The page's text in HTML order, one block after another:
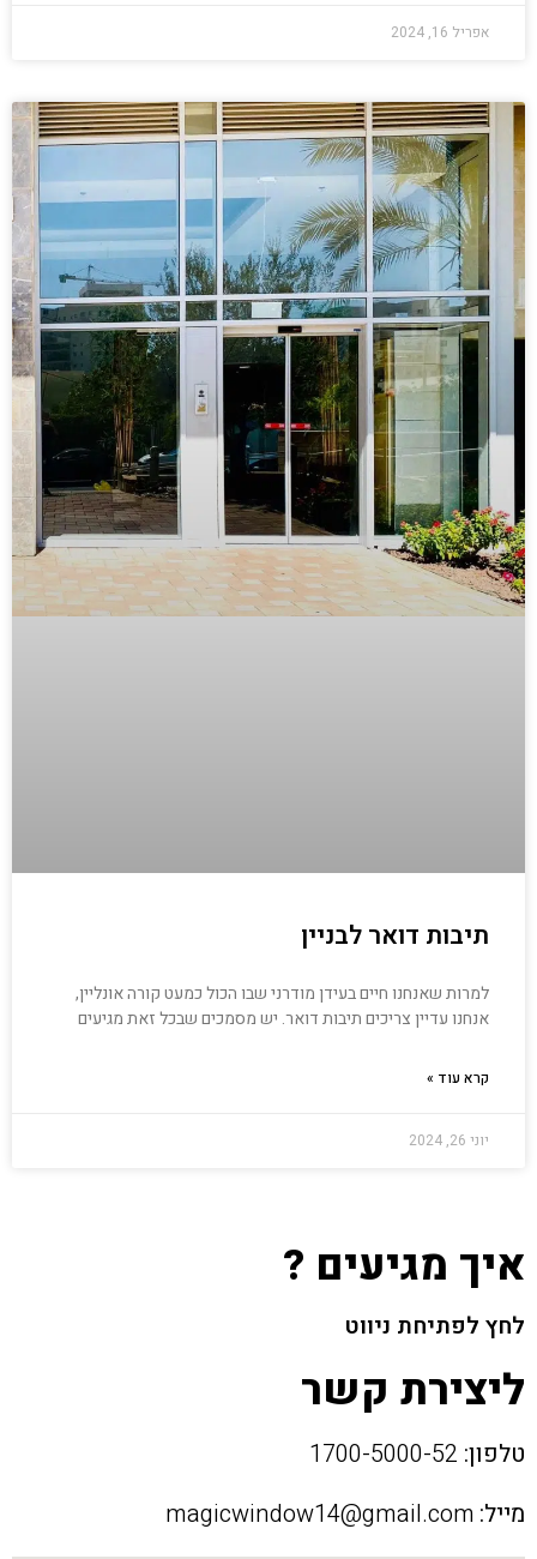
אפריל 16, 2024
תיבות דואר לבניין
למרות שאנחנו חיים בעידן מודרני שבו הכול כמעט קורה אונליין,
אנחנו עדיין צריכים תיבות דואר. יש מסמכים שבכל זאת מגיעים
קרא עוד »
יוני 26, 2024
איך מגיעים ?
לחץ לפתיחת ניווט
ליצירת קשר
טלפון:
מייל: magicwindow14@gmail.com